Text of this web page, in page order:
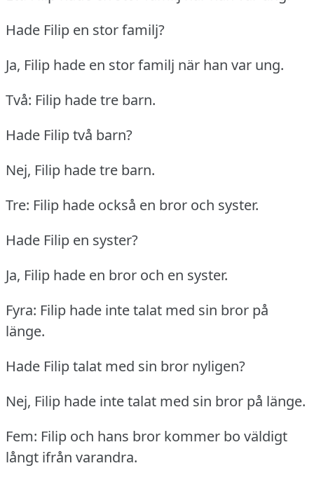
Hade Filip en stor familj?
Ja, Filip hade en stor familj när han var ung.
Två: Filip hade tre barn.
Hade Filip två barn?
Nej, Filip hade tre barn.
Tre: Filip hade också en bror och syster.
Hade Filip en syster?
Ja, Filip hade en bror och en syster.
Fyra: Filip hade inte talat med sin bror på
länge.
Hade Filip talat med sin bror nyligen?
Nej, Filip hade inte talat med sin bror på länge.
Fem: Filip och hans bror kommer bo väldigt
långt ifrån varandra.